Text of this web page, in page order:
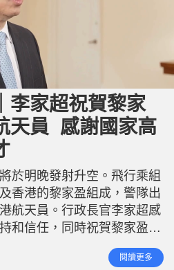
李家超祝賀黎家
天員 感謝國家高
於明晚發射升空。飛行乘組
香港的黎家盈組成，警隊出
航天員。行政長官李家超感
和信任，同時祝賀黎家盈博
為國家第四批航天員，為國
。李家超預祝神舟二十三號
閱讀更多